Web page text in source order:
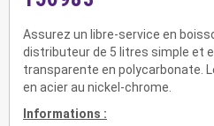
Assurez un libre-service en
distributeur de 5 litres simple et
transparente en polycarbonate.
en acier au nickel-chrome.
Informations :